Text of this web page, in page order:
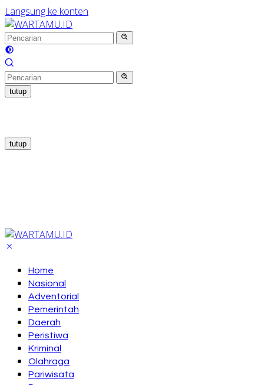
Langsung ke konten
tutup
tutup
Home
Nasional
Adventorial
Pemerintah
Daerah
Peristiwa
Kriminal
Olahraga
Pariwisata